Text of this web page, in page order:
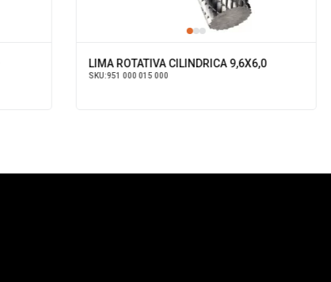
LIMA ROTATIVA CILINDRICA 9,6X6,0
SKU:951 000 015 000